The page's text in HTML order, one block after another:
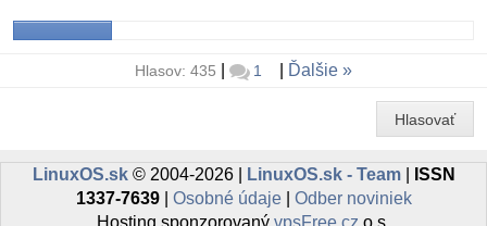
Hlasov: 435 1 Ďalšie
Hlasovať
LinuxOS.sk© 2004-2026 | LinuxOS.sk - Team|
ISSN
1337-7639| Osobné údaje| Odber noviniek
Hosting sponzorovaný vpsFree.cz o.s.